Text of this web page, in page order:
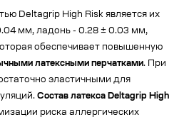
Deltagrip High Risk является их
мм, ладонь - 0.28 ± 0.03 мм,
обеспечивает повышенную
латексными перчатками. При
эластичными для
Состав латекса Deltagrip High
риска аллергических